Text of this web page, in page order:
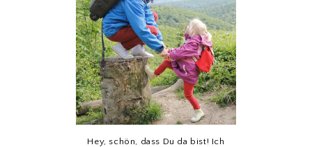
Hey, schön, dass Du da bist! Ich